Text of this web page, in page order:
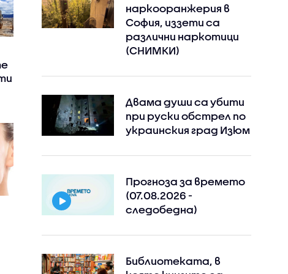
наркооранжерия в
София, иззети са
различни наркотици
(СНИМКИ)
Двама души са убити
при руски обстрeл по
украинския град Изюм
Прогноза за времето
(07.08.2026 -
следобедна)
Библиотеката, в